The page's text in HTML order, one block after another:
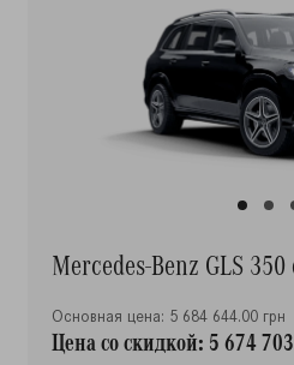
Mercedes-Benz GLS
Основная цена: 5 684 644.00 грн
Цена со скидкой: 5 674